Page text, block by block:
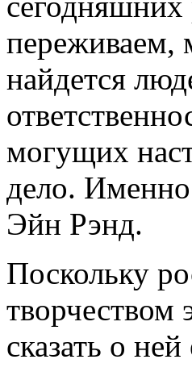
переживаем,
найдется
могущих
дело.
Эйн Рэнд.
Поскольку
сказать о